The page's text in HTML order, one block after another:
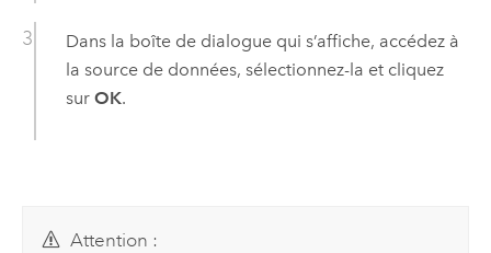
Dans la boîte de dialogue qui s’affiche, accédez à
la source de données, sélectionnez-la et cliquez
sur OK.
Attention :